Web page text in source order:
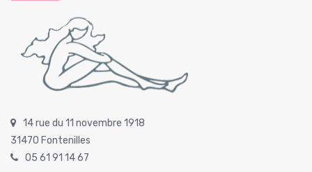
14 rue du 11 novembre 1918
31470 Fontenilles
05 61 91 14 67